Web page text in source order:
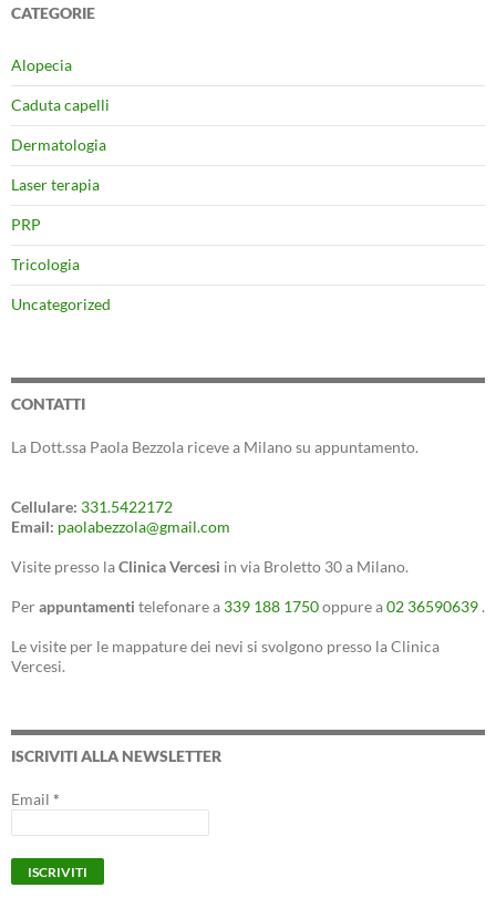
CATEGORIE
Alopecia
Caduta capelli
Dermatologia
Laser terapia
PRP
Tricologia
Uncategorized
CONTATTI
La Dott.ssa Paola Bezzola riceve a Milano su appuntamento.
Cellulare: 331.5422172
Email: paolabezzola@gmail.com
Visite presso laClinica Vercesi in via Broletto 30 a Milano.
Perappuntamenti telefonare a 339 188 1750oppure a02 36590639.
Le visite per le mappature dei nevi si svolgono presso la Clinica
Vercesi.
ISCRIVITI ALLA NEWSLETTER
Email *